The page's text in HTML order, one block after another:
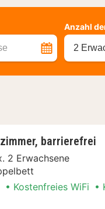
Anzahl
2
barrierefrei
2 Erwachsene
Kostenfreies WiFi